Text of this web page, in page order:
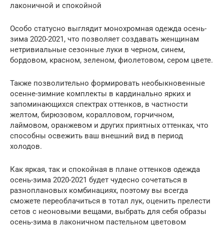
лаконичной и спокойной
Особо статусно выглядит монохромная одежда осень-
зима 2020-2021, что позволяет создавать женщинам
нетривиальные сезонные луки в черном, синем,
бордовом, красном, зеленом, фиолетовом, сером цвете.
Также позволительно формировать необыкновенные
осенне-зимние комплекты в кардинально ярких и
запоминающихся спектрах оттенков, в частности
желтом, бирюзовом, коралловом, горчичном,
лаймовом, оранжевом и других приятных оттенках, что
способны освежить ваш внешний вид в период
холодов.
Как яркая, так и спокойная в плане оттенков одежда
осень-зима 2020-2021 будет чудесно сочетаться в
разноплановых комбинациях, поэтому вы всегда
сможете переоблачиться в тотал лук, оценить прелести
сетов с неоновыми вещами, выбрать для себя образы
осень-зима в лаконичном пастельном цветовом